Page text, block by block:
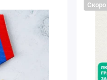
Скоро